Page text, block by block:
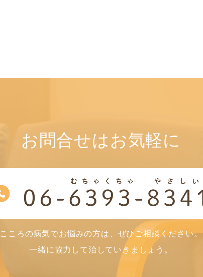
お問合せはお気軽に
こころの病気でお悩みの方は、ぜひご相談ください。
一緒に協力して治していきましょう。